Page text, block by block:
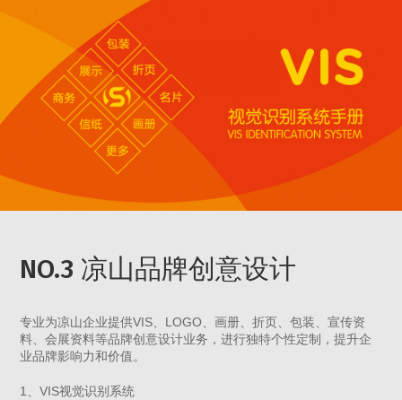
NO.3 凉山品牌创意设计
专业为凉山企业提供VIS、LOGO、画册、折页、包装、宣传资
料、会展资料等品牌创意设计业务，进行独特个性定制，提升企
业品牌影响力和价值。
1、VIS视觉识别系统